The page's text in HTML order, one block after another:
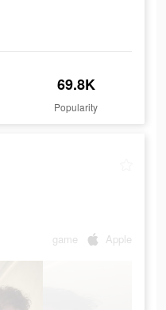
69.8K
Popularity
game Apple